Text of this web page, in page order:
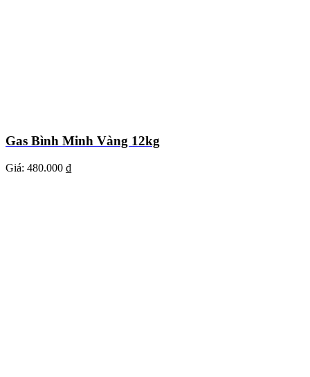
Gas Bình Minh Vàng 12kg
Giá: 480.000 ₫